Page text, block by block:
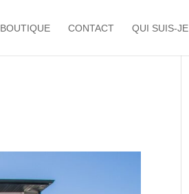
BOUTIQUE CONTACT QUI SUIS-JE